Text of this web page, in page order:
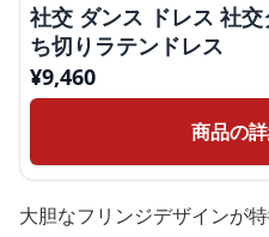
社交 ダンス ドレス 社交ダンス 情熱的フリンジ裁
ち切りラテンドレス
¥9,460
商品の
大胆なフリンジデザインが